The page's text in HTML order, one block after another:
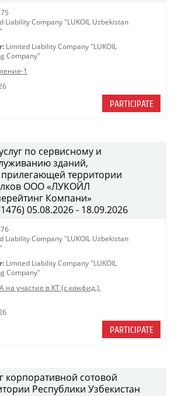
Liability Company "LUKOIL Uzbekistan
Limited Liability Company "LUKOIL
Company"
1
PARTICIPATE
по сервисному и
зданий,
территории
ООО «ЛУКОЙЛ
Компани»
05.08.2026 - 18.09.2026
Liability Company "LUKOIL Uzbekistan
Limited Liability Company "LUKOIL
Company"
на участие в КТ (с конфид.),
PARTICIPATE
корпоративной сотовой
Республики Узбекистан